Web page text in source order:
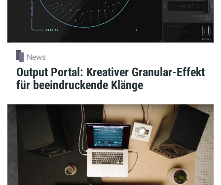
News
Output Portal: Kreativer Granular-Effekt
für beeindruckende Klänge